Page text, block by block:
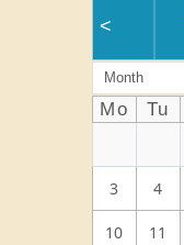
<
Month
Mo Tu
3 4
10 11